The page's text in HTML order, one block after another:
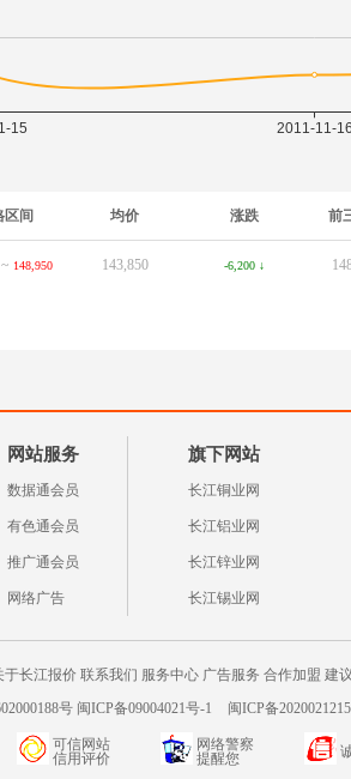
区间 均价 涨跌 前
148,950 143,850 -6,200 ↓
网站服务
数据通会员
有色通会员
推广通会员
网络广告
旗下网站
长江铜业网
长江铝业网
长江锌业网
长江锡业网
于长江报价 联系我们 服务中心 广告服务 合作加盟 建
号 闽ICP备09004021号-1
闽ICP备
可信网站
信用评价
网络警察
提醒您